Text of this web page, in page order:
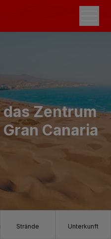
Zentrum
Canaria
Strände Unterkunft